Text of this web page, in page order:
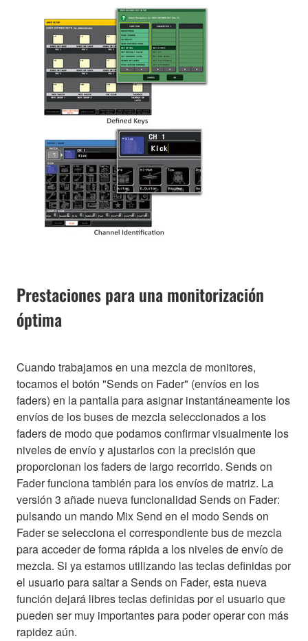
Prestaciones para una monitorización
óptima
Cuando trabajamos en una mezcla de monitores,
tocamos el botón "Sends on Fader" (envíos en los
faders) en la pantalla para asignar instantáneamente los
envíos de los buses de mezcla seleccionados a los
faders de modo que podamos confirmar visualmente los
niveles de envío y ajustarlos con la precisión que
proporcionan los faders de largo recorrido. Sends on
Fader funciona también para los envíos de matriz. La
versión 3 añade nueva funcionalidad Sends on Fader:
pulsando un mando Mix Send en el modo Sends on
Fader se selecciona el correspondiente bus de mezcla
para acceder de forma rápida a los niveles de envío de
mezcla. Si ya estamos utilizando las teclas definidas por
el usuario para saltar a Sends on Fader, esta nueva
función dejará libres teclas definidas por el usuario que
pueden ser muy importantes para poder operar con más
rapidez aún.